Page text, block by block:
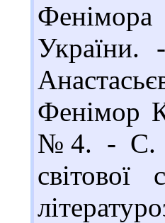
Фенімора
Фенімор
№4. - С.